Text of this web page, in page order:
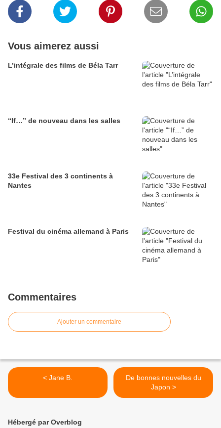
Vous aimerez aussi
L’intégrale des films de Béla Tarr
“If…” de nouveau dans les salles
33e Festival des 3 continents à
Nantes
Festival du cinéma allemand à Paris
Commentaires
Ajouter un commentaire
< Jane B.
De bonnes nouvelles du
Japon >
Hébergé par Overblog